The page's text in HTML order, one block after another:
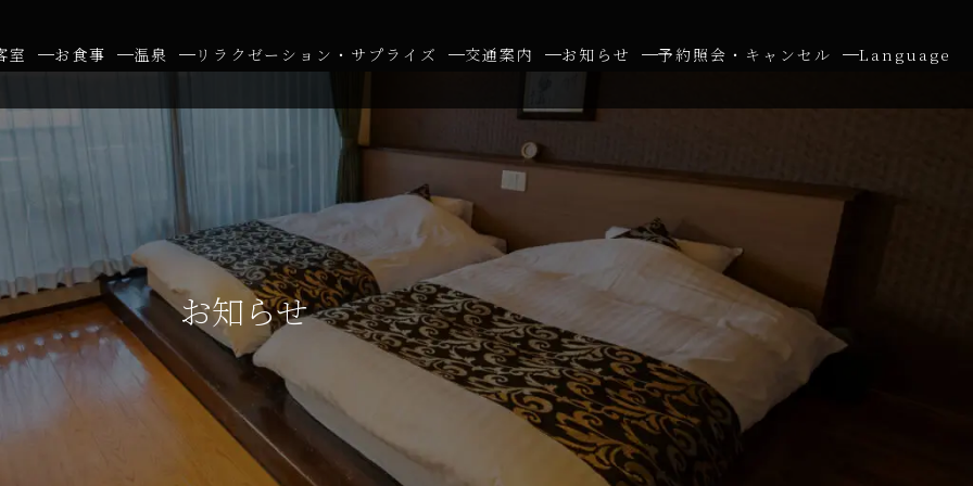
室 お食事 温泉 リラクゼーション・サプライズ 交通案内 お知らせ 予約照会・キャンセル Language
お知らせ